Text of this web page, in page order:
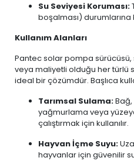
Su Seviyesi Koruması:
boşalması) durumlarına
Kullanım Alanları
Pantec solar pompa sürücüsü,
veya maliyetli olduğu her türlü
ideal bir çözümdür. Başlıca
Tarımsal Sulama:
yağmurlama veya
çalıştırmak için kullanılır.
Hayvan İçme Suyu:
hayvanlar için güvenilir